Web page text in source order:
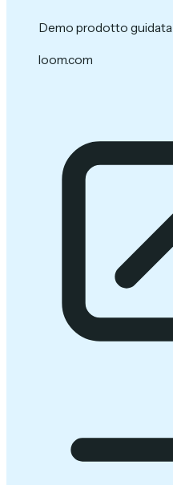
Demo prodotto guidata
loom.com